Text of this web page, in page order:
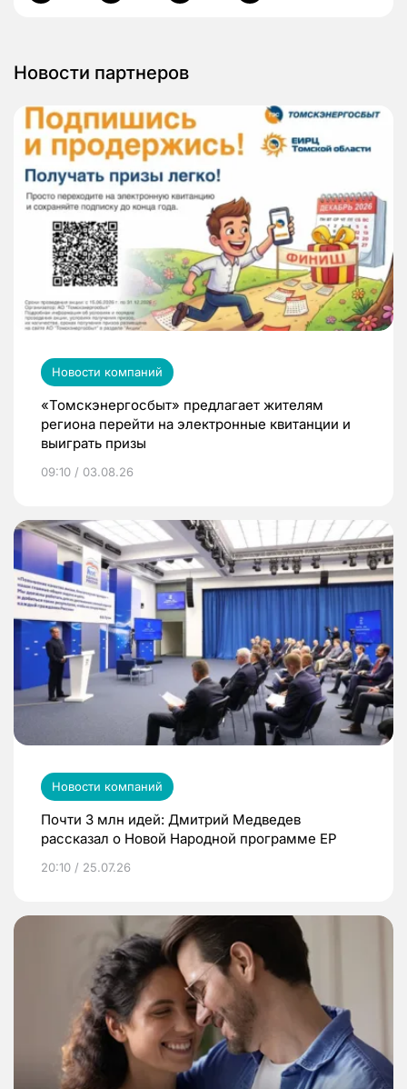
Новости партнеров
Новости компаний
«Томскэнергосбыт» предлагает жителям
региона перейти на электронные квитанции и
выиграть призы
09:10 / 03.08.26
Новости компаний
Почти 3 млн идей: Дмитрий Медведев
рассказал о Новой Народной программе ЕР
20:10 / 25.07.26